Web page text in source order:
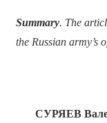
Summary. The
the Russian army’s
СУРЯЕВ